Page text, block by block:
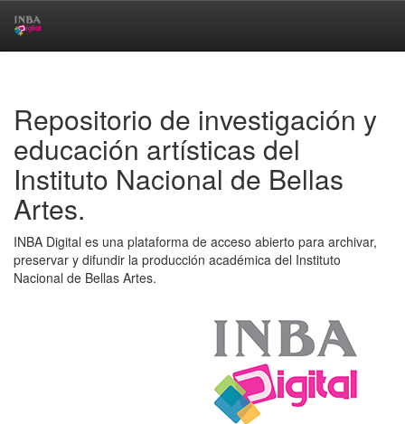
Repositorio de investigación y
educación artísticas del
Instituto Nacional de Bellas
Artes.
INBA Digital es una plataforma de acceso abierto para archivar,
preservar y difundir la producción académica del Instituto
Nacional de Bellas Artes.